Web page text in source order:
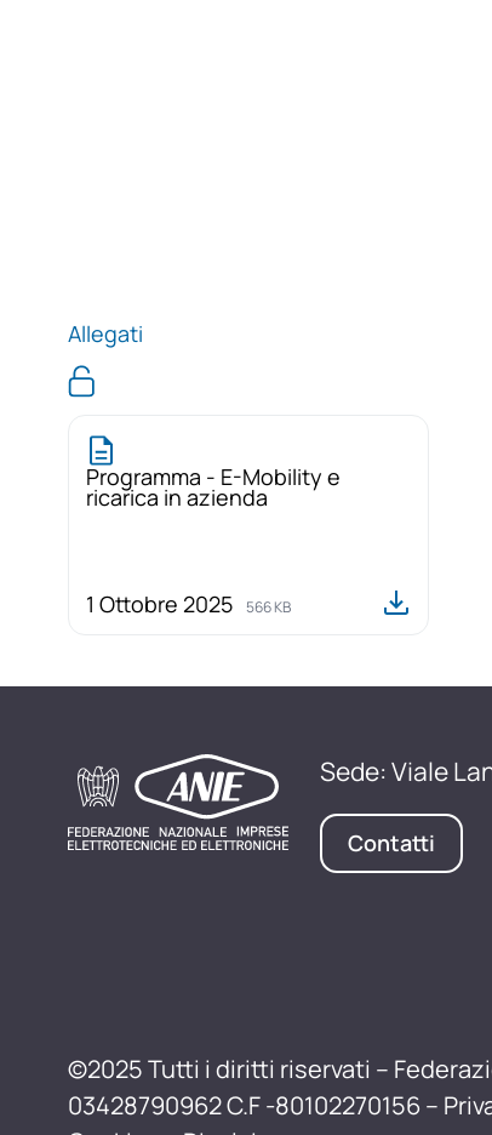
Allegati
Programma - E-Mobility e
ricarica in azienda
1 Ottobre 2025 566 KB
Sede: Viale
Contatti
©2025 Tutti i diritti riservati –
03428790962 C.F -80102270156 –